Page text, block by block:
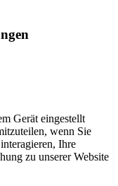
Gerät eingestellt
wenn Sie
Ihre
zu unserer Website